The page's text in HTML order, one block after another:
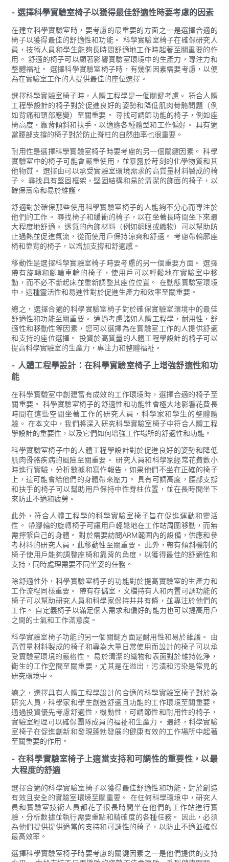
- 選擇科學實驗室椅子以獲得最佳舒適性時要考慮的因素
在建立科學實驗室時，要考慮的最重要的方面之一是選擇合適的
椅子以獲得最佳的舒適性和功能。 科學實驗室椅子在確保研究人
員，技術人員和學生能夠長時間舒適地工作時起著至關重要的作
用。 舒適的椅子可以顯著影響實驗室環境中的生產力，專注力和
整體福祉。 選擇科學實驗室椅子時，有幾個因素需要考慮，以便
為在實驗室工作的人提供最佳的座位選擇。
選擇科學實驗室椅子時，人體工程學是一個關鍵考慮。 符合人體
工程學設計的椅子對於促進良好的姿勢和降低肌肉骨骼問題（例
如背痛和頸部應變）至關重要。 尋找可調節功能的椅子，例如座
椅高度，靠背傾斜和扶手，以適應各種體型和工作偏好。 具有適
當腰部支撐的椅子對於防止脊柱的自然曲率也很重要。
耐用性是選擇科學實驗室椅子時要考慮的另一個關鍵因素。 科學
實驗室中的椅子可能會嚴重使用，並暴露於苛刻的化學物質和其
他物質。 選擇由可以承受實驗室環境需求的高質量材料製成的椅
子。 尋找具有堅固框架，堅固結構和易於清潔的飾面的椅子，以
確保壽命和易於維護。
舒適對於確保那些使用科學實驗室椅子的人能夠不分心而專注於
他們的工作。 尋找椅子和緩衝的椅子，以在坐著長時間坐下來最
大程度地舒適。 透氣的內飾材料（例如網眼或織物）可以幫助防
止過熱並促進氣流，從而使用戶保持涼爽和舒適。 考慮帶輪廓座
椅和靠背的椅子，以增加支撐和舒適感。
移動性是選擇科學實驗室椅子時要考慮的另一個重要方面。 選擇
帶有旋轉和腳輪車輪的椅子，使用戶可以輕鬆地在實驗室中移
動，而不必不斷起床並重新調整其座位位置。 在動態實驗室環境
中，這種靈活性和易進性對於促進生產力和效率至關重要。
總之，選擇合適的科學實驗室椅子對於確保實驗室環境中的最佳
舒適性和功能至關重要。 通過考慮諸如人體工程學，耐用性，舒
適性和移動性等因素，您可以選擇為在實驗室工作的人提供舒適
和支持的座位選擇。 投資於高質量的人體工程學設計的椅子可以
提高科學實驗室的生產力，專注力和整體福祉。
- 人體工程學設計：在科學實驗室椅子上增強舒適性和功
能
在科學實驗室中創建富有成效的工作環境時，選擇合適的椅子至
關重要。 科學實驗室椅子的舒適性和功能性會極大地影響花費長
時間在這些空間坐著工作的研究人員，科學家和學生的整體體
驗。 在本文中，我們將深入研究科學實驗室椅子中符合人體工程
學設計的重要性，以及它們如何增強工作場所的舒適性和功能。
科學實驗室椅子中的人體工程學設計對於促進良好的姿勢和降低
肌肉骨骼疾病的風險至關重要。 研究人員和科學家經常花費數小
時進行實驗，分析數據和寫作報告，如果他們不坐在正確的椅子
上，這可能會給他們的身體帶來壓力。 具有可調高度，腰部支撐
和扶手的椅子可以幫助用戶保持中性脊柱位置，並在長時間坐下
來防止不適和疲勞。
此外，符合人體工程學的科學實驗室椅子旨在促進運動和靈活
性。 帶腳輪的旋轉椅子可讓用戶輕鬆地在工作站周圍移動，而無
需擰緊自己的身體。 對於需要訪問ARM範圍內的設備，供應和參
考材料的研究人員，此移動性至關重要。 此外，帶有傾斜機制的
椅子使用戶能夠調整座椅和靠背的角度，以獲得最佳的舒適性和
支持，同時處理需要不同坐姿的任務。
除舒適性外，科學實驗室椅子的功能對於提高實驗室的生產力和
工作流程同樣重要。 帶有存儲室，文檔持有人和內置可調功能的
椅子可以幫助研究人員和科學家保持井井有條，並專注於他們的
工作。 自定義椅子以滿足個人需求和偏好的能力也可以提高用戶
之間的士氣和工作滿意度。
科學實驗室椅子功能的另一個關鍵方面是耐用性和易於維護。 由
高質量材料製成的椅子和專為大量日常使用而設計的椅子可以承
受實驗室環境的嚴格性。 易於清潔的織物和表面對於維持乾淨，
衛生的工作空間至關重要，尤其是在溢出，污漬和污染是常見的
研究環境中。
總之，選擇具有人體工程學設計的合適的科學實驗室椅子對於為
研究人員，科學家和學生創造舒適且功能的工作環境至關重要。
通過投資優先考慮舒適性，機動性，可調節性和耐用性的椅子，
實驗室經理可以確保團隊成員的福祉和生產力。 最終，科學實驗
室椅子在促進創新和發現蓬勃發展的健康有效的工作場所中起著
至關重要的作用。
- 在科學實驗室椅子上適當支持和可調性的重要性，以最
大程度的舒適
選擇合適的科學實驗室椅子以獲得最佳舒適性和功能，對於創造
有效且安全的實驗室環境至關重要。 在任何科學環境中，研究人
員和實驗室技術人員都花了很長時間坐在他們的工作站進行實
驗，分析數據並執行需要重點和精確度的各種任務。 因此，必須
為他們提供提供適當的支持和可調性的椅子，以防止不適並確保
最高效率。
選擇科學實驗室椅子時要考慮的關鍵因素之一是他們提供的支持